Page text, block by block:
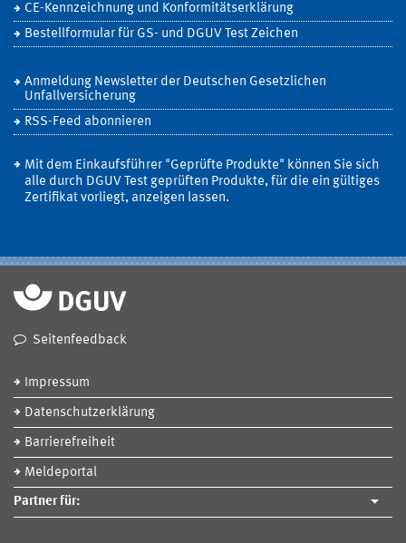
CE-Kennzeichnung und Konformitätserklärung
Bestellformular für GS- und DGUV Test Zeichen
Anmeldung Newsletter der Deutschen Gesetzlichen
Unfallversicherung
RSS-Feed abonnieren
Mit dem Einkaufsführer "Geprüfte Produkte" können Sie sich
alle durch DGUV Test geprüften Produkte, für die ein gültiges
Zertifikat vorliegt, anzeigen lassen.
Seitenfeedback
Impressum
Datenschutzerklärung
Barrierefreiheit
Meldeportal
Partner für: